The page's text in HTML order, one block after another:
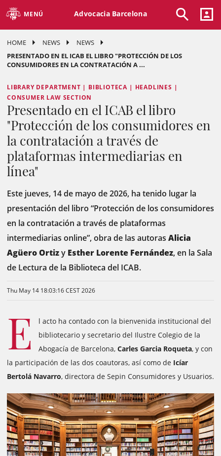
MENÚ Advocacia Barcelona
HOME NEWS
NEWS
PRESENTADO EN EL ICAB EL LIBRO "PROTECCIÓN DE LOS
CONSUMIDORES EN LA CONTRATACIÓN A ...
LIBRARY DEPARTMENT | BIBLIOTECA | HEADLINES |
CONSUMER LAW SECTION
Presentado en el ICAB el libro
"Protección de los consumidores en
la contratación a través de
plataformas intermediarias en
línea"
Este jueves, 14 de mayo de 2026, ha tenido lugar la
presentación del libro “Protección de los consumidores
en la contratación a través de plataformas
intermediarias online”, obra de las autoras Alicia
Agüero Ortizy Esther Lorente Fernández, en la Sala
de Lectura de la Biblioteca del ICAB.
Thu May 14 18:03:16 CEST 2026
E
l acto ha contado con la bienvenida institucional del
bibliotecario y secretario del Ilustre Colegio de la
Abogacía de Barcelona, Carles Garcia Roqueta, y con
la participación de las dos coautoras, así como de Icíar
Bertolá Navarro, directora de Sepin Consumidores y Usuarios.